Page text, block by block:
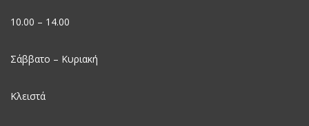
10.00 – 14.00
Σάββατο – Κυριακή
Κλειστά